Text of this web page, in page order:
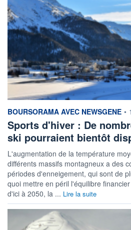
information fournie par
BOURSORAMA AVEC NEWSGENE •
Sports d'hiver : De
ski pourraient bientôt
L'augmentation de la température
différents massifs montagneux a des
périodes d'enneigement, qui sont de
quoi mettre en péril l'équilibre
d'ici à 2050, la ... Lire la suite